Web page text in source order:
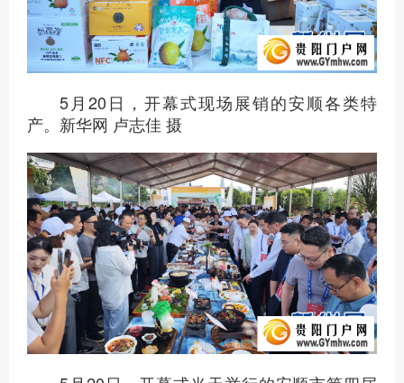
5月20日，开幕式现场展销的安顺各类特
产。新华网 卢志佳 摄